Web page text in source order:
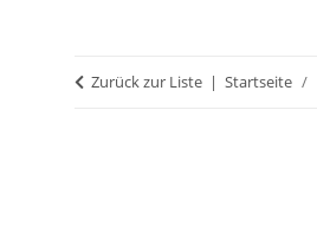
Zurück zur Liste Startseite